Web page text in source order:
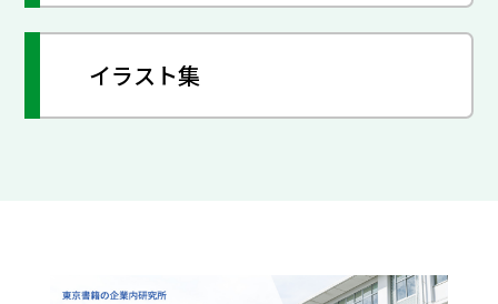
イラスト集